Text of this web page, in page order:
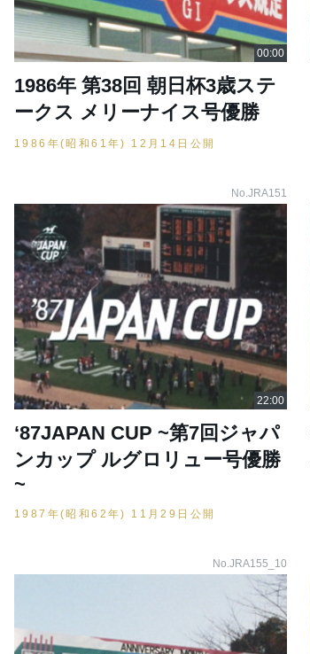
1986年 第38回 朝日杯3歳ステ
ークス メリーナイス号優勝
1986年(昭和61年) 12月14日公開
No.JRA151
‘87JAPAN CUP ~第7回ジャパ
ンカップ ルグロリュー号優勝
~
1987年(昭和62年) 11月29日公開
No.JRA155_10